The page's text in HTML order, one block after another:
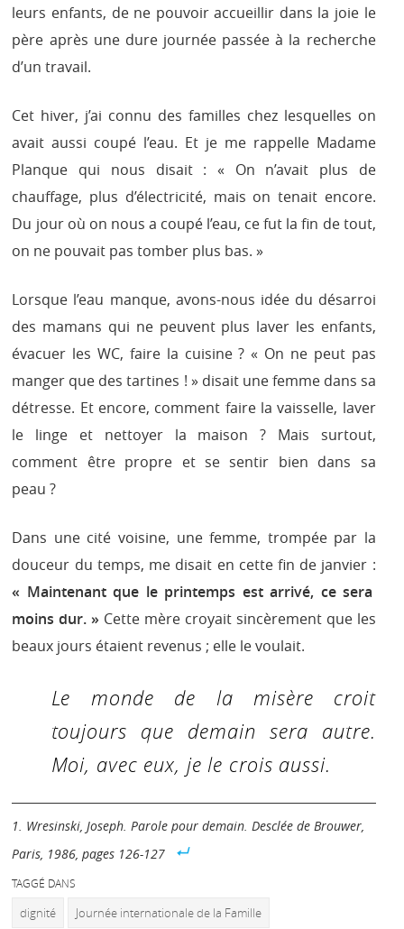
leurs enfants, de ne pouvoir accueillir dans la joie le
père après une dure journée passée à la recherche
d’un travail.
Cet hiver, j’ai connu des familles chez lesquelles on
avait aussi coupé l’eau. Et je me rappelle Madame
Planque qui nous disait : « On n’avait plus de
chauffage, plus d’électricité, mais on tenait encore.
Du jour où on nous a coupé l’eau, ce fut la fin de tout,
on ne pouvait pas tomber plus bas. »
Lorsque l’eau manque, avons-nous idée du désarroi
des mamans qui ne peuvent plus laver les enfants,
évacuer les WC, faire la cuisine ? « On ne peut pas
manger que des tartines ! » disait une femme dans sa
détresse. Et encore, comment faire la vaisselle, laver
le linge et nettoyer la maison ? Mais surtout,
comment être propre et se sentir bien dans sa
peau ?
Dans une cité voisine, une femme, trompée par la
douceur du temps, me disait en cette fin de janvier :
« Maintenant que le printemps est arrivé, ce sera
moins dur. » Cette mère croyait sincèrement que les
beaux jours étaient revenus ; elle le voulait.
Le monde de la misère croit
toujours que demain sera autre.
Moi, avec eux, je le crois aussi.
Wresinski, Joseph. Parole pour demain. Desclée de Brouwer,
Paris, 1986, pages 126-127
TAGGÉ DANS
dignité Journée internationale de la Famille